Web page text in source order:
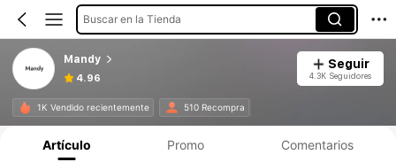
Buscar en la Tienda
Mandy
4.96
Seguir
4.3K Seguidores
1K Vendido recientemente 510 Recompra
Artículo Promo Comentarios